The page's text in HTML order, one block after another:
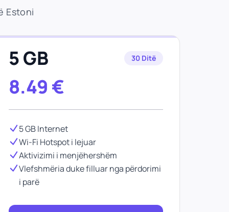
Estoni
5 GB 30 Ditë
8.49 €
5 GB Internet
Wi-Fi Hotspot i lejuar
Aktivizimi i menjëhershëm
Vlefshmëria duke filluar nga përdorimi
i parë